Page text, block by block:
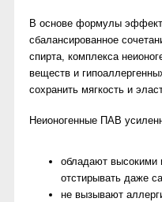
В основе формулы
сбалансированное
спирта, комплекса
веществ и
сохранить мягкость и
Неионогенные ПАВ
обладают
отстирывать даже
не вызывают